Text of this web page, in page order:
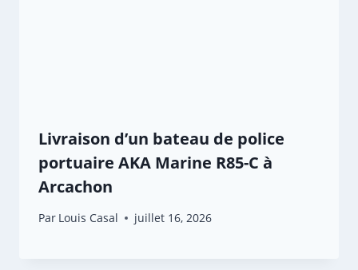
Livraison d’un bateau de police
portuaire AKA Marine R85-C à
Arcachon
Par Louis Casal juillet 16, 2026